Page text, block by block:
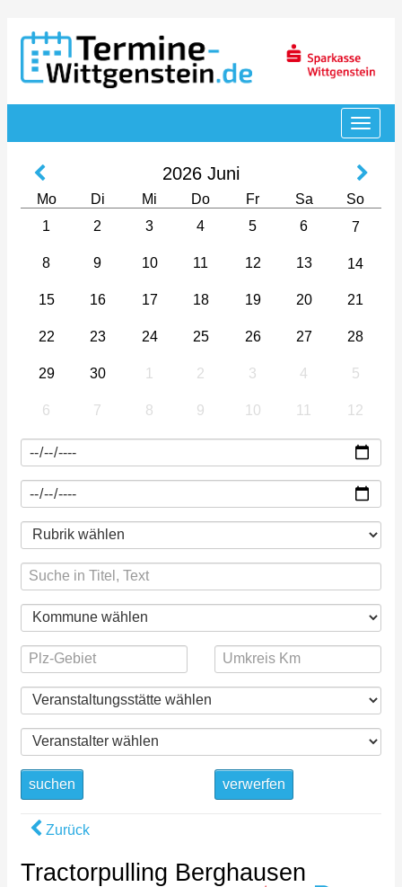
2026 Juni
Mo Di Mi Do Fr Sa
So
1
2 3 4 5 6 7
8 9 10 11 12 13 14
15 16 17 18 19 20 21
22 23 24 25 26 27 28
29 30 1 2 3 4 5
6 7 8 9 10 11 12
suchen verwerfen
Zurück
Tractorpulling Berghausen